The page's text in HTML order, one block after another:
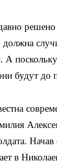
должна
А
будут до
в